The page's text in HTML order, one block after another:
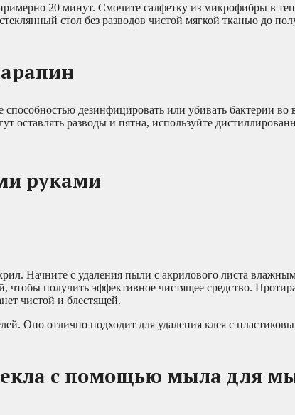
20 минут. Смочите салфетку из микрофибры в
стол без разводов чистой мягкой тканью до
дезинфицировать или убивать бактерии во
оставлять разводы и пятна, используйте
руками
Начните с удаления пыли с акрилового листа
получить эффективное чистящее средство.
чистой и блестящей.
Оно отлично подходит для удаления клея с
с помощью мыла для